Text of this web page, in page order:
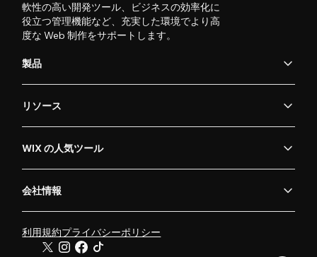
軟性の高い開発ツール、ビジネスの効率化に
役立つ管理機能など、充実した環境でより高
度な Web 制作をサポートします。
製品
リソース
WIX の人気ツール
会社情報
利用規約プライバシーポリシー